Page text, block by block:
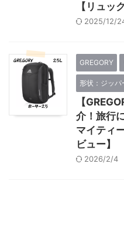
【リュッ
2025/12/
GREGORY
形状：ジッパ
【
介！旅行
マイティ
ビュー】
2026/2/4